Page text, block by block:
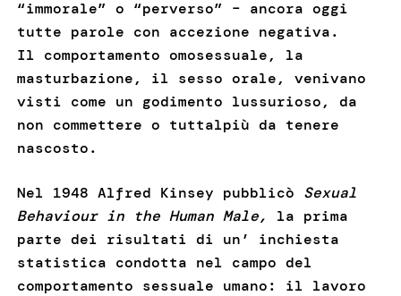
“immorale” o “perverso” – ancora oggi
tutte parole con accezione negativa.
Il comportamento omosessuale, la
masturbazione, il sesso orale, venivano
visti come un godimento lussurioso, da
non commettere o tuttalpiù da tenere
nascosto.
Nel 1948 Alfred Kinsey pubblicò Sexual
Behaviour in the Human Male, la prima
parte dei risultati di un’ inchiesta
statistica condotta nel campo del
comportamento sessuale umano: il lavoro